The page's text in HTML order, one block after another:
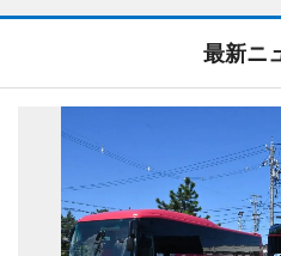
最新ニ